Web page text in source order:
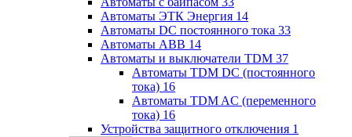
Автоматы ЭТК Энергия 14
Автоматы DC постоянного тока 33
Автоматы ABB 14
Автоматы и выключатели TDM 37
Автоматы TDM DC (постоянного
тока) 16
Автоматы TDM AC (переменного
тока) 16
Устройства защитного отключения 1